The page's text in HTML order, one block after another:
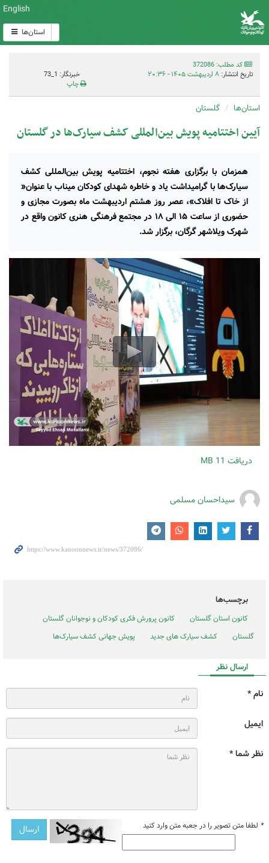
English
استان‌ها
کد مطلب: 372086
تاریخ انتشار: ۸ اردیبهشت ۱۴۰۵ - ۲۰:۳۶
خبرنگار: 1_73
چاپ
استان‌ها گلستان
آیین اختتامیه پویش بین‌المللی کشف سیارک‌ها در گلستان
همزمان با برگزاری هفته نجوم، اختتامیه پویش بین‌المللی کشف
سیارک‌ها با گرامیداشت یاد و خاطره شهدای کودکان میناب با عنوان«
از خاک تا افلاک»، عصر روز هشتم اردیبهشت ماه بصورت مجازی و
حضوری از ساعت ۱۵ الی ۱۸ در مجتمع فرهنگی هنری کانون واقع در
شهرک ویلاشهر گرگان، برگزار شد.
دریافت 11 MB
سیداحسان مسلمی
برچسب‌ها
کانون استان گلستان
کانون پرورش فکری کودکان و نوجوانان گلستان
گلستان
کشف سیارک های جدید پویش جهانی کشف سیارک‌ها
ارسال نظر
نام *
ایمیل
نظر شما *
* لطفا متن تصویر را در جعبه متن وارد کنید